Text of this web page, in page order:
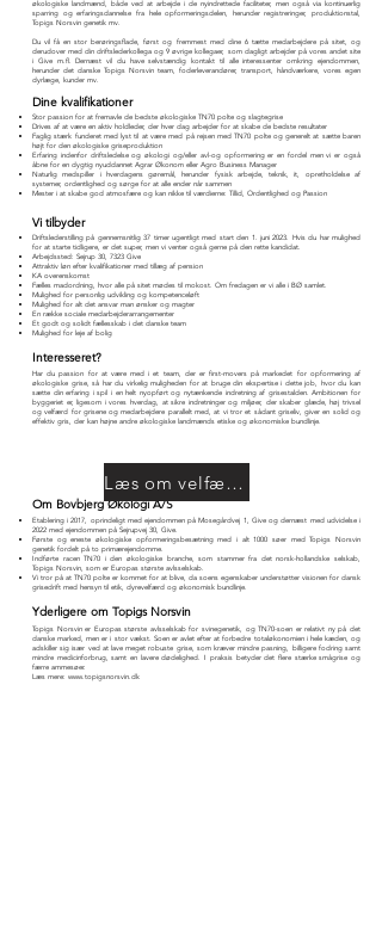
økologiske landmænd, både ved at arbejde i de nyindrettede faciliteter, men også via kontinuerlig
sparring og erfaringsdannelse fra hele opformeringsdelen, herunder registreringer, produktionstal,
Topigs Norsvin genetik mv.
Du vil få en stor berøringsflade, først og fremmest med dine 6 tætte medarbejdere på sitet, og
derudover med din driftslederkollega og 9 øvrige kollegaer, som dagligt arbejder på vores andet site
i Give m.fl. Dernæst vil du have selvstændig kontakt til alle interessenter omkring ejendommen,
herunder det danske Topigs Norsvin team, foderleverandører, transport, håndværkere, vores egen
dyrlæge, kunder mv.
Dine kvalifikationer
Stor passion for at fremavle de bedste økologiske TN70 polte og slagtegrise
Drives af at være en aktiv holdleder, der hver dag arbejder for at skabe de bedste resultater
Faglig stærk funderet med lyst til at være med på rejsen med TN70 polte og generelt at sætte baren
højt for den økologiske griseproduktion
Erfaring indenfor driftsledelse og økologi og/eller avl-og opformering er en fordel men vi er også
åbne for en dygtig nyuddannet Agrar Økonom eller Agro Business Manager
Naturlig medspiller i hverdagens gøremål, herunder fysisk arbejde, teknik, it, opretholdelse af
systemer, ordentlighed og sørge for at alle ender når sammen
Mester i at skabe god atmosfære og kan nikke til værdierne: Tillid, Ordentlighed og Passion
Vi tilbyder
Driftslederstilling på gennemsnitlig 37 timer ugentligt med start den 1. juni 2023. Hvis du har mulighed
for at starte tidligere, er det super, men vi venter også gerne på den rette kandidat.
Arbejdssted: Sejrup 30, 7323 Give
Attraktiv løn efter kvalifikationer med tillæg af pension
KA overenskomst
Fælles madordning, hvor alle på sitet mødes til mokost. Om fredagen er vi alle i BØ samlet.
Mulighed for personlig udvikling og kompetenceløft
Mulighed for alt det ansvar man ønsker og magter
En række sociale medarbejderarrangementer
Et godt og solidt fællesskab i det danske team
Mulighed for leje af bolig
Interesseret?
Har du passion for at være med i et team, der er first-movers på markedet for opformering af
økologiske grise, så har du virkelig muligheden for at bruge din ekspertise i dette job, hvor du kan
sætte din erfaring i spil i en helt nyopført og nytænkende indretning af grisestalden. Ambitionen for
byggeriet er, ligesom i vores hverdag, at sikre indretninger og miljøer, der skaber glæde, høj trivsel
og velfærd for grisene og medarbejdere parallelt med, at vi tror et sådant griseliv, giver en solid og
effektiv gris, der kan højne andre økologiske landmænds etiske og økonomiske bundlinje.
Om Bovbjerg Økologi A/S
Etablering i 2017, oprindeligt med ejendommen på Mosegårdvej 1, Give og dernæst med udvidelse i
2022 med ejendommen på Sejrupvej 30, Give.
Første og eneste økologiske opformeringsbesætning med i alt 1000 søer med Topigs Norsvin
genetik fordelt på to primærejendomme.
Indførte racen TN70 i den økologiske branche, som stammer fra det norsk-hollandske selskab,
Topigs Norsvin, som er Europas største avlsselskab.
Vi tror på at TN70 polte er kommet for at blive, da soens egenskaber understøtter visionen for dansk
grisedrift med hensyn til etik, dyrevelfærd og økonomisk bundlinje.
Yderligere om Topigs Norsvin
Topigs Norsvin er Europas største avlsselskab for svinegenetik, og TN70-soen er relativt ny på det
danske marked, men er i stor vækst. Soen er avlet efter at forbedre totaløkonomien i hele kæden, og
adskiller sig især ved at lave meget robuste grise, som kræver mindre pasning, billigere fodring samt
mindre medicinforbrug, samt en lavere dødelighed. I praksis betyder det flere stærke smågrise og
færre ammesøer.
Læs mere: www.topigsnorsvin.dk
Læs om velfærdsstalden